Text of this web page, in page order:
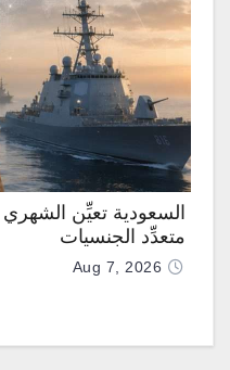
السعودية تعيِّن الشهري
متعدِّد الجنسيات
Aug 7, 2026